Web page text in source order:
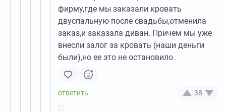
фирму,где мы заказали кровать
двуспальную после свадьбы,отменила
заказ,и заказала диван. Причем мы уже
внесли залог за кровать (наши деньги
были),но ее это не остановило.
38